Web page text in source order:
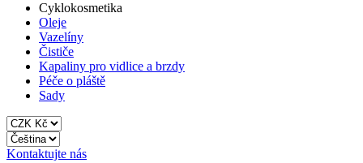
Cyklokosmetika
Oleje
Vazelíny
Čističe
Kapaliny pro vidlice a brzdy
Péče o pláště
Sady
Kontaktujte nás